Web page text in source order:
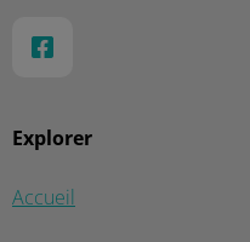
Explorer
Accueil